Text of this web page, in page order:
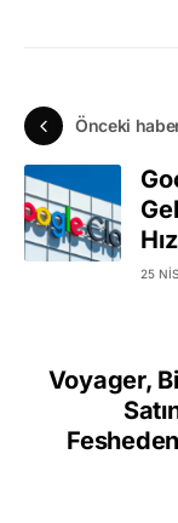
Önceki
25
Voyager,